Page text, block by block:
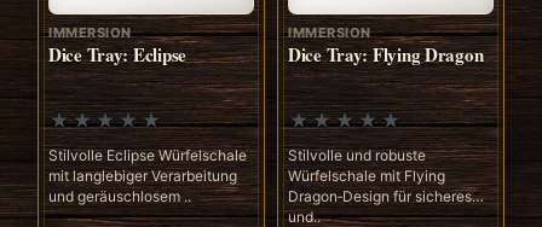
IMMERSION
Dice Tray: Eclipse
Stilvolle Eclipse Würfelschale
mit langlebiger Verarbeitung
und geräuschlosem ..
IMMERSION
Dice Tray: Flying Dragon
Stilvolle und robuste
Würfelschale mit Flying
Dragon‑Design für sicheres
und..